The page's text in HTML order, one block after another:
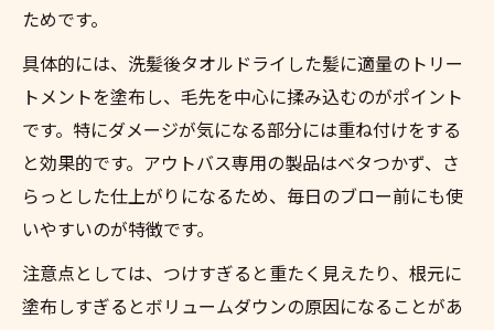
ためです。
具体的には、洗髪後タオルドライした髪に適量のトリー
トメントを塗布し、毛先を中心に揉み込むのがポイント
です。特にダメージが気になる部分には重ね付けをする
と効果的です。アウトバス専用の製品はベタつかず、さ
らっとした仕上がりになるため、毎日のブロー前にも使
いやすいのが特徴です。
注意点としては、つけすぎると重たく見えたり、根元に
塗布しすぎるとボリュームダウンの原因になることがあ